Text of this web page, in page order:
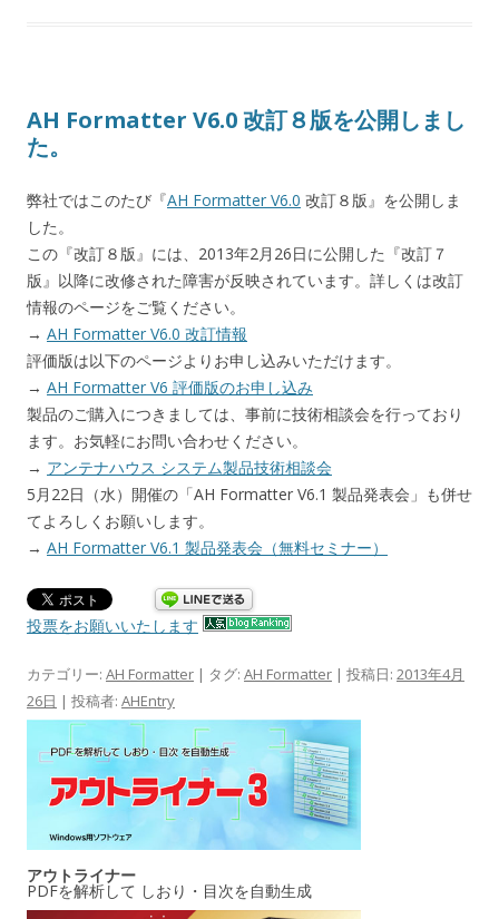
AH Formatter V6.0 改訂８版を公開しまし
た。
弊社ではこのたび『AH Formatter V6.0 改訂８版』を公開しま
した。
この『改訂８版』には、2013年2月26日に公開した『改訂７
版』以降に改修された障害が反映されています。詳しくは改訂
情報のページをご覧ください。
→ AH Formatter V6.0 改訂情報
評価版は以下のページよりお申し込みいただけます。
→ AH Formatter V6 評価版のお申し込み
製品のご購入につきましては、事前に技術相談会を行っており
ます。お気軽にお問い合わせください。
→ アンテナハウス システム製品技術相談会
5月22日（水）開催の「AH Formatter V6.1 製品発表会」も併せ
てよろしくお願いします。
→ AH Formatter V6.1 製品発表会（無料セミナー）
投票をお願いいたします
カテゴリー: AH Formatter | タグ: AH Formatter | 投稿日: 2013年4月
26日 | 投稿者: AHEntry
アウトライナー
PDFを解析して しおり・目次を自動生成